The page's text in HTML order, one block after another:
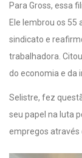
Para Gross, essa
Ele lembrou os 55
sindicato e
trabalhadora.
do economia e da
Selistre, fez
seu papel na luta
empregos através